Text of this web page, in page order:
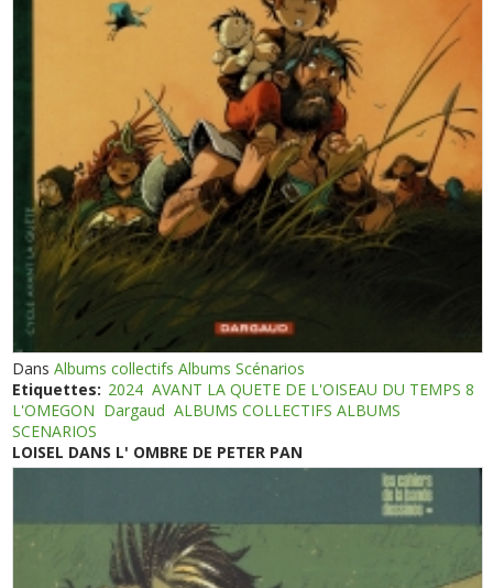
DansAlbums collectifs Albums Scénarios
Etiquettes: 2024 AVANT LA QUETE DE L'OISEAU DU TEMPS 8
L'OMEGON Dargaud ALBUMS COLLECTIFS ALBUMS
SCENARIOS
LOISEL DANS L' OMBRE DE PETER PAN